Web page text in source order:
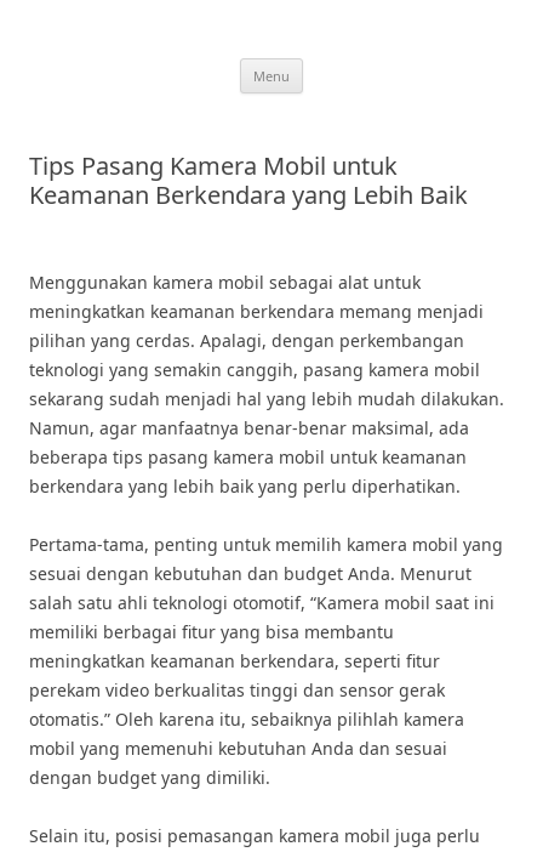
Menu
Tips Pasang Kamera Mobil untuk
Keamanan Berkendara yang Lebih Baik
Menggunakan kamera mobil sebagai alat untuk
meningkatkan keamanan berkendara memang menjadi
pilihan yang cerdas. Apalagi, dengan perkembangan
teknologi yang semakin canggih, pasang kamera mobil
sekarang sudah menjadi hal yang lebih mudah dilakukan.
Namun, agar manfaatnya benar-benar maksimal, ada
beberapa tips pasang kamera mobil untuk keamanan
berkendara yang lebih baik yang perlu diperhatikan.
Pertama-tama, penting untuk memilih kamera mobil yang
sesuai dengan kebutuhan dan budget Anda. Menurut
salah satu ahli teknologi otomotif, “Kamera mobil saat ini
memiliki berbagai fitur yang bisa membantu
meningkatkan keamanan berkendara, seperti fitur
perekam video berkualitas tinggi dan sensor gerak
otomatis.” Oleh karena itu, sebaiknya pilihlah kamera
mobil yang memenuhi kebutuhan Anda dan sesuai
dengan budget yang dimiliki.
Selain itu, posisi pemasangan kamera mobil juga perlu